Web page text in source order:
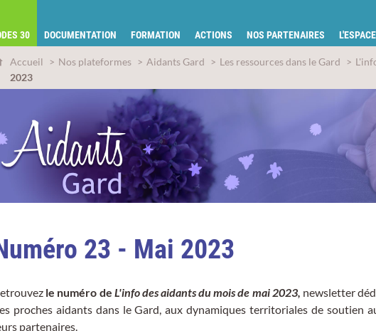
30 DOCUMENTATION FORMATION ACTIONS NOS PARTENAIRES
Accueil Nos plateformes Aidants Gard Les ressources dans le Gard
2023
23 - Mai 2023
le numéro de L'info des aidants du mois de mai 2023, newsletter
proches aidants dans le Gard, aux dynamiques territoriales de soutien
partenaires.